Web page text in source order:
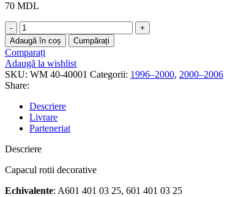
70 MDL
Cantitate
A6014010325
-
Capac
butuc
roată,
Mercedes
Sprinter
(Wauldmunt)
Adaugă în coș Cumpărați
Comparați
Adaugă la wishlist
SKU: WM 40-40001 Categorii: 1996–2000, 2000–2006
Share:
Descriere
Livrare
Parteneriat
Descriere
Capacul rotii decorative
Echivalente: A601 401 03 25, 601 401 03 25